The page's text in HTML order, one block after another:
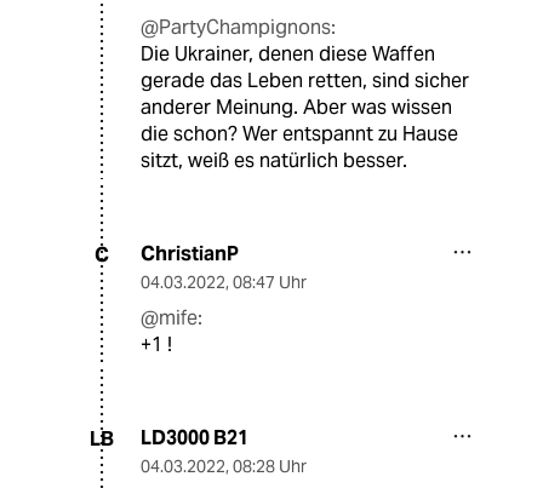
@PartyChampignons:
Die Ukrainer, denen diese Waffen
gerade das Leben retten, sind sicher
anderer Meinung. Aber was wissen
die schon? Wer entspannt zu Hause
sitzt, weiß es natürlich besser.
C ChristianP
04.03.2022, 08:47 Uhr
@mife:
+1 !
LB LD3000 B21
04.03.2022, 08:28 Uhr